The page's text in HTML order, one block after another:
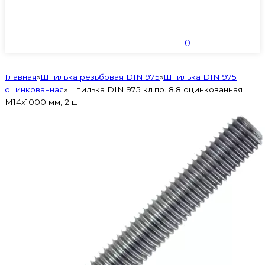
0
Главная»Шпилька резьбовая DIN 975»Шпилька DIN 975
оцинкованная»Шпилька DIN 975 кл.пр. 8.8 оцинкованная
M14х1000 мм, 2 шт.